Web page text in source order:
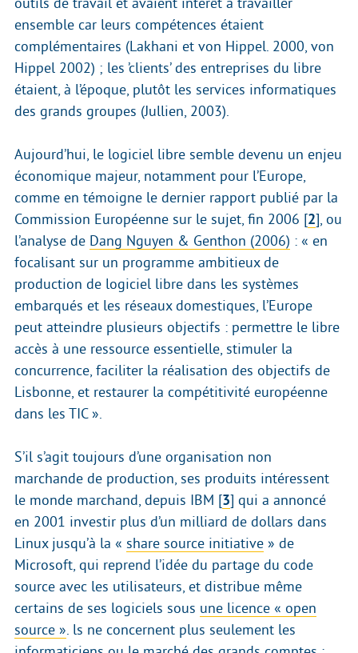
ensemble car leurs compétences étaient
complémentaires (Lakhani et von Hippel. 2000, von
Hippel 2002) ; les ’clients’ des entreprises du libre
étaient, à l’époque, plutôt les services informatiques
des grands groupes (Jullien, 2003).
Aujourd’hui, le logiciel libre semble devenu un enjeu
économique majeur, notamment pour l’Europe,
comme en témoigne le dernier rapport publié par la
Commission Européenne sur le sujet, fin 2006 [2] , ou
l’analyse de Dang Nguyen & Genthon (2006) : « en
focalisant sur un programme ambitieux de
production de logiciel libre dans les systèmes
embarqués et les réseaux domestiques, l’Europe
peut atteindre plusieurs objectifs : permettre le libre
accès à une ressource essentielle, stimuler la
concurrence, faciliter la réalisation des objectifs de
Lisbonne, et restaurer la compétitivité européenne
dans les TIC ».
S’il s’agit toujours d’une organisation non
marchande de production, ses produits intéressent
le monde marchand, depuis IBM [3] qui a annoncé
en 2001 investir plus d’un milliard de dollars dans
Linux jusqu’à la « share source initiative » de
Microsoft, qui reprend l’idée du partage du code
source avec les utilisateurs, et distribue même
certains de ses logiciels sous une licence « open
source » . ls ne concernent plus seulement les